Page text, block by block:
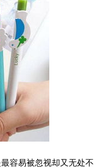
容易被忽视却又无处不